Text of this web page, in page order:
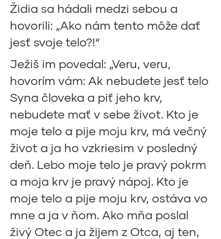
Židia sa hádali medzi sebou a
hovorili: „Ako nám tento môže dať
jesť svoje telo?!“
Ježiš im povedal: „Veru, veru,
hovorím vám: Ak nebudete jesť telo
Syna človeka a piť jeho krv,
nebudete mať v sebe život. Kto je
moje telo a pije moju krv, má večný
život a ja ho vzkriesim v posledný
deň. Lebo moje telo je pravý pokrm
a moja krv je pravý nápoj. Kto je
moje telo a pije moju krv, ostáva vo
mne a ja v ňom. Ako mňa poslal
živý Otec a ja žijem z Otca, aj ten,